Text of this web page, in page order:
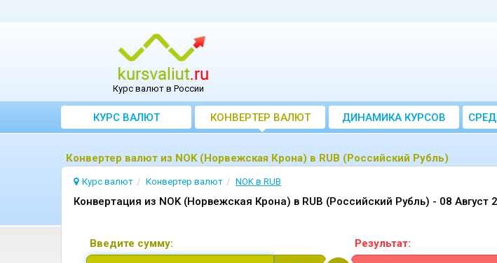
Курс валют в России
КУРС ВАЛЮТ КОНВЕРТЕР ВАЛЮТ ДИНАМИКА КУРСОВ
Конвертер валют из NOK (Норвежская Крона) в RUB (Российский Рубль)
Курс валют Конвертер валют NOK в RUB
Конвертация из NOK (Норвежская Крона) в RUB (Российский Рубль) - 08 Август
Введите сумму: Результат: